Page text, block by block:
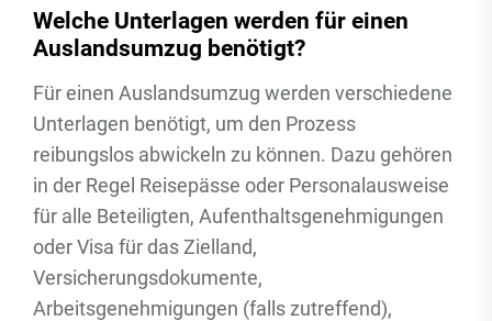
Welche Unterlagen werden für einen
Auslandsumzug benötigt?
Für einen Auslandsumzug werden verschiedene
Unterlagen benötigt, um den Prozess
reibungslos abwickeln zu können. Dazu gehören
in der Regel Reisepässe oder Personalausweise
für alle Beteiligten, Aufenthaltsgenehmigungen
oder Visa für das Zielland,
Versicherungsdokumente,
Arbeitsgenehmigungen (falls zutreffend),